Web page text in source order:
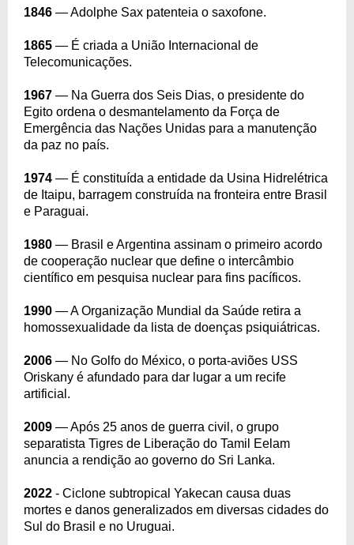
1846 — Adolphe Sax patenteia o saxofone.
1865 — É criada a União Internacional de
Telecomunicações.
1967 — Na Guerra dos Seis Dias, o presidente do
Egito ordena o desmantelamento da Força de
Emergência das Nações Unidas para a manutenção
da paz no país.
1974 — É constituída a entidade da Usina Hidrelétrica
de Itaipu, barragem construída na fronteira entre Brasil
e Paraguai.
1980 — Brasil e Argentina assinam o primeiro acordo
de cooperação nuclear que define o intercâmbio
científico em pesquisa nuclear para fins pacíficos.
1990 — A Organização Mundial da Saúde retira a
homossexualidade da lista de doenças psiquiátricas.
2006 — No Golfo do México, o porta-aviões USS
Oriskany é afundado para dar lugar a um recife
artificial.
2009 — Após 25 anos de guerra civil, o grupo
separatista Tigres de Liberação do Tamil Eelam
anuncia a rendição ao governo do Sri Lanka.
2022 - Ciclone subtropical Yakecan causa duas
mortes e danos generalizados em diversas cidades do
Sul do Brasil e no Uruguai.